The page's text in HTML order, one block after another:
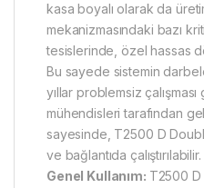
kasa boyalı olarak da
mekanizmasındaki bazı
tesislerinde, özel hassas
Bu sayede sistemin
yıllar problemsiz çalışması
mühendisleri tarafından
sayesinde, T2500 D
ve bağlantıda çalıştırılabilir.
Genel Kullanım: T2500